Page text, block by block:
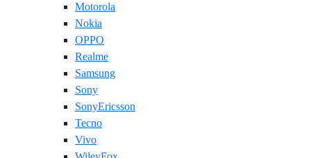
Motorola
Nokia
OPPO
Realme
Samsung
Sony
SonyEricsson
Tecno
Vivo